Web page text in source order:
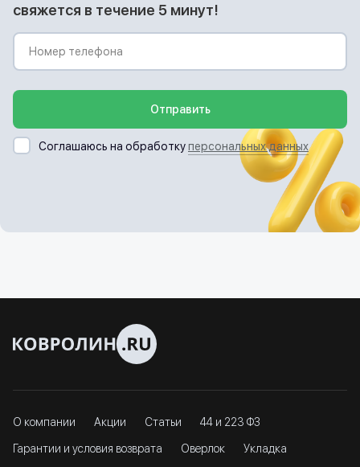
свяжется в течение 5 минут!
Отправить
Соглашаюсь на обработкуперсональных данных
О компании Акции Статьи 44 и 223 ФЗ
Гарантии и условия возврата Оверлок Укладка